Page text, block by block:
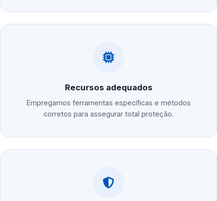
Recursos adequados
Empregamos ferramentas específicas e métodos
corretos para assegurar total proteção.